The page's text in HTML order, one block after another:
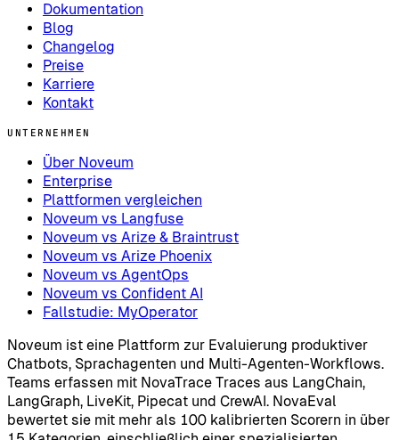
Dokumentation
Blog
Changelog
Preise
Karriere
Kontakt
UNTERNEHMEN
Über Noveum
Enterprise
Plattformen vergleichen
Noveum vs Langfuse
Noveum vs Arize & Braintrust
Noveum vs Arize Phoenix
Noveum vs AgentOps
Noveum vs Confident AI
Fallstudie: MyOperator
Noveum ist eine Plattform zur Evaluierung produktiver
Chatbots, Sprachagenten und Multi-Agenten-Workflows.
Teams erfassen mit NovaTrace Traces aus LangChain,
LangGraph, LiveKit, Pipecat und CrewAI. NovaEval
bewertet sie mit mehr als 100 kalibrierten Scorern in über